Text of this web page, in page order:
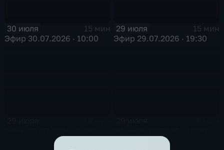
30 июля
15 мин
Эфир 30.07.2026 · 10:00
29 июля
15 мин
Эфир 29.07.2026 · 19:30